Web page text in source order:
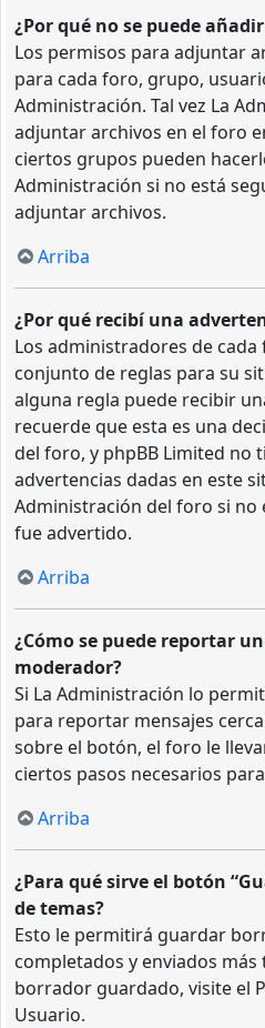
¿Por qué no se puede
Los permisos para adjuntar
para cada foro, grupo,
Administración. Tal vez La
adjuntar archivos en el foro
ciertos grupos pueden
Administración si no está
adjuntar archivos.
Arriba
¿Por qué recibí una
Los administradores de
conjunto de reglas para su
alguna regla puede recibir
recuerde que esta es una
del foro, y phpBB Limited no
advertencias dadas en este
Administración del foro si no
fue advertido.
Arriba
¿Cómo se puede reportar
moderador?
Si La Administración lo
para reportar mensajes
sobre el botón, el foro le
ciertos pasos necesarios
Arriba
¿Para qué sirve el botón
de temas?
Esto le permitirá guardar
completados y enviados
borrador guardado, visite el
Usuario.